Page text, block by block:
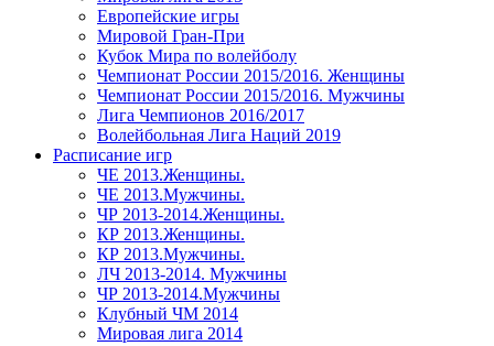
Европейские игры
Мировой Гран-При
Кубок Мира по волейболу
Чемпионат России 2015/2016. Женщины
Чемпионат России 2015/2016. Мужчины
Лига Чемпионов 2016/2017
Волейбольная Лига Наций 2019
Расписание игр
ЧЕ 2013.Женщины.
ЧЕ 2013.Мужчины.
ЧР 2013-2014.Женщины.
КР 2013.Женщины.
КР 2013.Мужчины.
ЛЧ 2013-2014. Мужчины
ЧР 2013-2014.Мужчины
Клубный ЧМ 2014
Мировая лига 2014